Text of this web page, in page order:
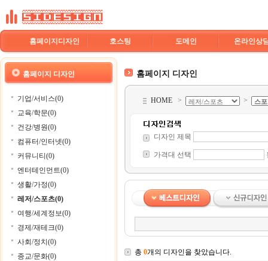
홈페이지디자인 호스팅 도메인 온라인상
홈페이지 디자인
기업/서비스(0)
교육/학문(0)
건강/병원(0)
컴퓨터/인터넷(0)
커뮤니티(0)
엔터테인먼트(0)
생활/가정(0)
레저/스포츠(0)
여행/세계정보(0)
경제/재테크(0)
사회/정치(0)
종교/문화(0)
홈페이지 디자인
HOME > >
디자인 제목
가격대 선택
총 0개의 디자인을 찾았습니다.